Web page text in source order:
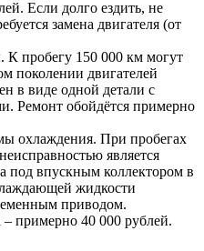
Если долго ездить, не
замена двигателя (от
К пробегу 150 000 км могут
поколении двигателей
в виде одной детали с
Ремонт обойдётся примерно
охлаждения. При пробегах
является
под впускным коллектором в
жидкости
приводом.
примерно 40 000 рублей.